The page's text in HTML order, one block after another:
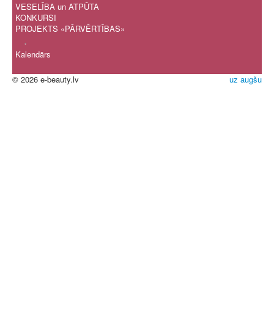
VESELĪBA un ATPŪTA
KONKURSI
PROJEKTS «PĀRVĒRTĪBAS»
.
Kalendārs
uz augšu
© 2026 e-beauty.lv